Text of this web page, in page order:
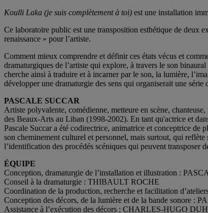
Koulli Laka (je suis complètement à toi) est une installation
Ce laboratoire public est une transposition esthétique de deux
renaissance » pour l’artiste.
Comment mieux comprendre et définir ces états vécus et
dramaturgiques de l’artiste qui explore, à travers le son
cherche ainsi à traduire et à incarner par le son, la lumière,
développer une dramaturgie des sens qui organiserait une série
PASCALE SUCCAR
Artiste polyvalente, comédienne, metteure en scène,
des Beaux-Arts au Liban (1998-2002). En tant qu'actrice et
Pascale Succar a été codirectrice, animatrice et conceptrice
son cheminement culturel et personnel, mais surtout, qui
l’identification des procédés scéniques qui peuvent transposer
ÉQUIPE
Conception, dramaturgie de l’installation et illustration :
Conseil à la dramaturgie : THIBAULT ROCHE
Coordination de la production, recherche et facilitation
Conception des décors, de la lumière et de la bande sonore :
Assistance à l’exécution des décors : CHARLES-HUGO